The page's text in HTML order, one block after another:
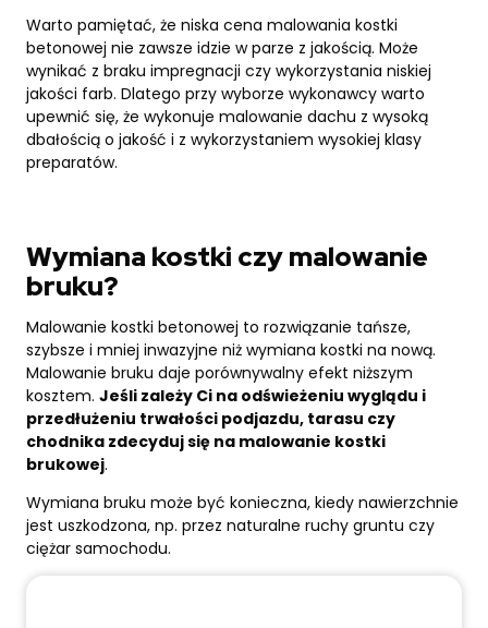
Warto pamiętać, że niska cena malowania kostki
betonowej nie zawsze idzie w parze z jakością. Może
wynikać z braku impregnacji czy wykorzystania niskiej
jakości farb. Dlatego przy wyborze wykonawcy warto
upewnić się, że wykonuje malowanie dachu z wysoką
dbałością o jakość i z wykorzystaniem wysokiej klasy
preparatów.
Wymiana kostki czy malowanie
bruku?
Malowanie kostki betonowej to rozwiązanie tańsze,
szybsze i mniej inwazyjne niż wymiana kostki na nową.
Malowanie bruku daje porównywalny efekt niższym
kosztem. Jeśli zależy Ci na odświeżeniu wyglądu i
przedłużeniu trwałości podjazdu, tarasu czy
chodnika zdecyduj się na malowanie kostki
brukowej.
Wymiana bruku może być konieczna, kiedy nawierzchnie
jest uszkodzona, np. przez naturalne ruchy gruntu czy
ciężar samochodu.